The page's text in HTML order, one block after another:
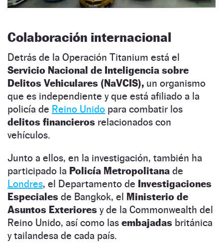
Colaboración internacional
Detrás de la Operación Titanium está el
Servicio Nacional de Inteligencia sobre
Delitos Vehiculares (NaVCIS), un organismo
que es independiente y que está afiliado a la
policía de Reino Unido para combatir los
delitos financieros relacionados con
vehículos.
Junto a ellos, en la investigación, también ha
participado la Policía Metropolitana de
Londres, el Departamento de Investigaciones
Especiales de Bangkok, el Ministerio de
Asuntos Exteriores y de la Commonwealth del
Reino Unido, así como las embajadas británica
y tailandesa de cada país.